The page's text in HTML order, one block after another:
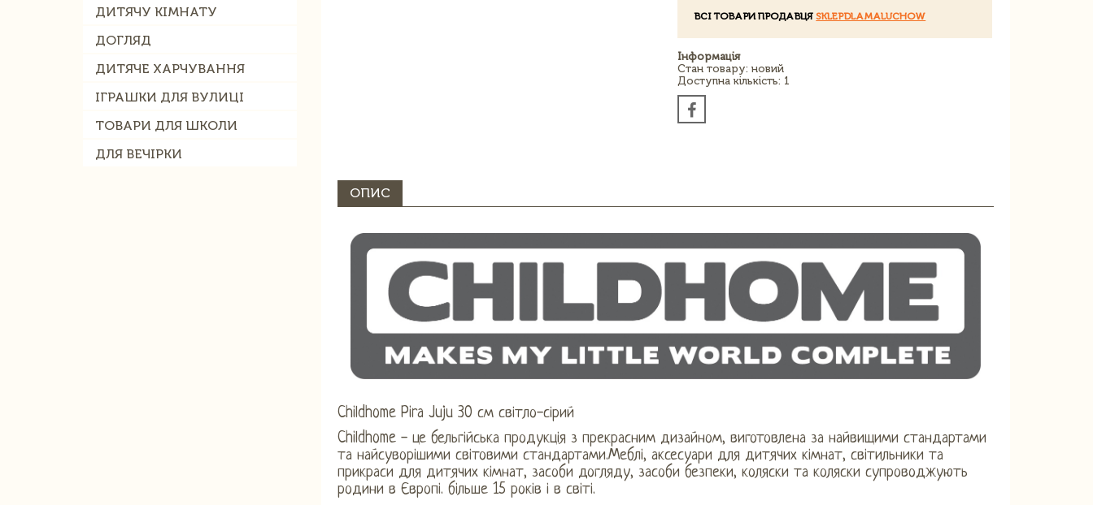
ДИТЯЧУ КІМНАТУ
ДОГЛЯД
ДИТЯЧЕ ХАРЧУВАННЯ
ІГРАШКИ ДЛЯ ВУЛИЦІ
ТОВАРИ ДЛЯ ШКОЛИ
ДЛЯ ВЕЧІРКИ
ВСІ ТОВАРИ ПРОДАВЦЯSKLEPDLAMALUCHOW
Інформація
Стан товару: новий
Доступна кількість: 1
ОПИС
Childhome Pira Juju 30 см світло-сірий
Childhome - це бельгійська продукція з прекрасним дизайном, виготовлена ​​за найвищими стандартами
та найсуворішими світовими стандартами.Меблі, аксесуари для дитячих кімнат, світильники та
прикраси для дитячих кімнат, засоби догляду, засоби безпеки, коляски та коляски супроводжують
родини в Європі. більше 15 років і в світі.